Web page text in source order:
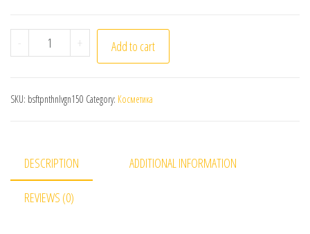
- Bio Soft Panthenol Moisture 96H. Поживне масло для
+ Add to cart
SKU: bsftpnthnlvgn150 Category: Косметика
DESCRIPTION ADDITIONAL INFORMATION
REVIEWS (0)